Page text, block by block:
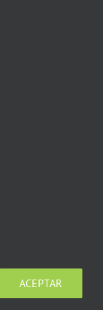
ACEPTAR